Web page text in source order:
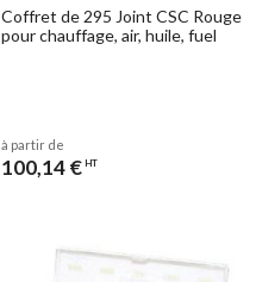
Coffret de 295 Joint CSC Rouge
pour chauffage, air, huile, fuel
à partir de
100,14 € HT